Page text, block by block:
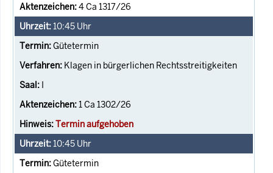
4 Ca 1317/26
10:45 Uhr
Gütetermin
Klagen in bürgerlichen Rechtsstreitigkeiten
I
1 Ca 1302/26
Termin aufgehoben
10:45 Uhr
Gütetermin